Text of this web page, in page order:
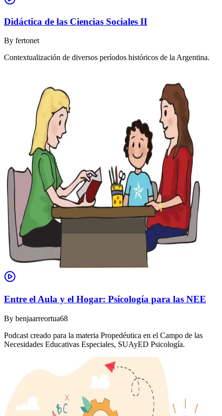
Didáctica de las Ciencias Sociales II
By fertonet
Contextualización de diversos períodos históricos de la Argentina.
Entre el Aula y el Hogar: Psicología para las NEE
By benjaarreortua68
Podcast creado para la materia Propedéutica en el Campo de las
Necesidades Educativas Especiales, SUAyED Psicología.